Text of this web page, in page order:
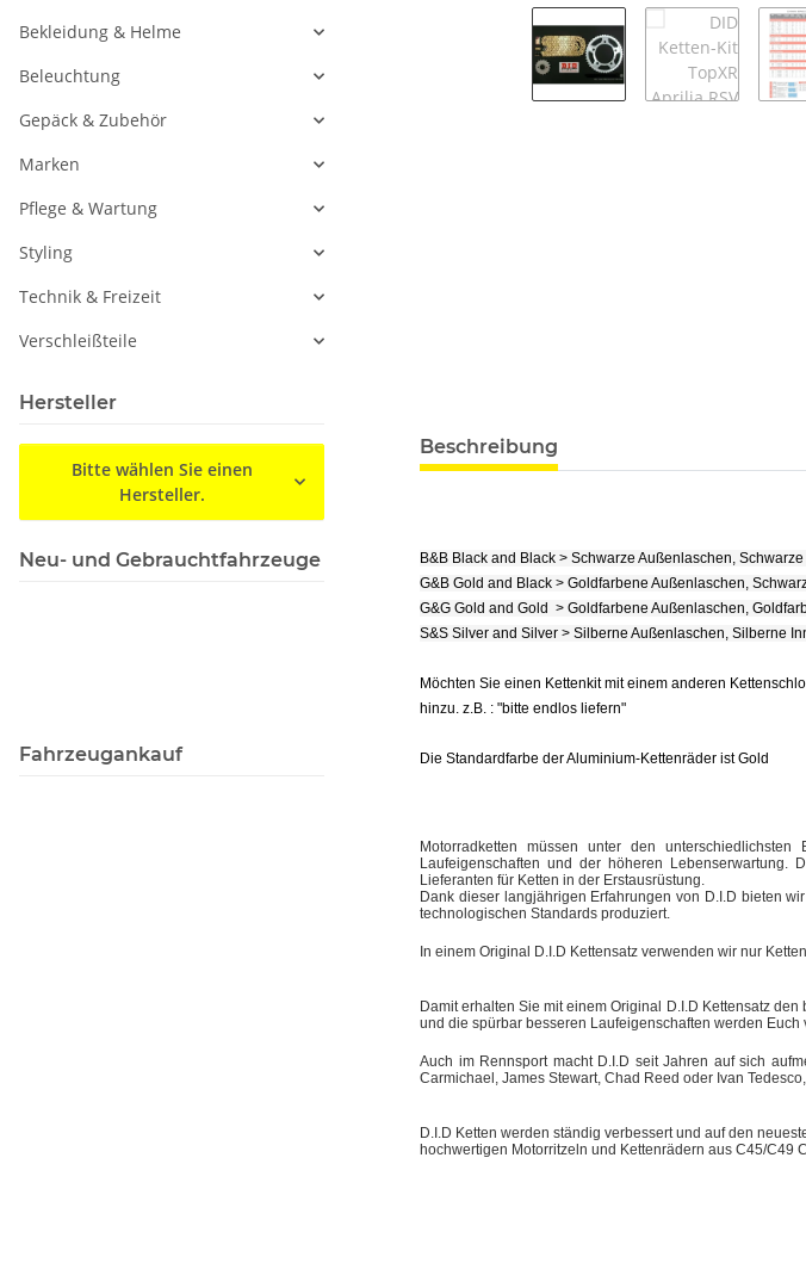
Beschreibung
B&B Black and Black > Schwarze Außenlaschen,
G&B Gold and Black > Goldfarbene Außenlaschen,
G&G Gold and Gold > Goldfarbene Außenlaschen,
S&S Silver and Silver > Silberne Außenlaschen, Silberne
Möchten Sie einen Kettenkit mit einem anderen
hinzu. z.B. : "bitte endlos liefern"
Die Standardfarbe der Aluminium-Kettenräder ist Gold
Motorradketten müssen unter den
Laufeigenschaften und der höheren Lebenserwartung.
Lieferanten für Ketten in der Erstausrüstung.
Dank dieser langjährigen Erfahrungen von D.I.D bieten
technologischen Standards produziert.
In einem Original D.I.D Kettensatz verwenden wir nur
Damit erhalten Sie mit einem Original D.I.D Kettensatz
und die spürbar besseren Laufeigenschaften werden
Auch im Rennsport macht D.I.D seit Jahren auf sich
Carmichael, James Stewart, Chad Reed oder Ivan
D.I.D Ketten werden ständig verbessert und auf den
hochwertigen Motorritzeln und Kettenrädern aus C45/C49
Bekleidung & Helme
Beleuchtung
Gepäck & Zubehör
Marken
Pflege & Wartung
Styling
Technik & Freizeit
Verschleißteile
Hersteller
Bitte wählen Sie einen
Hersteller.
Neu- und Gebrauchtfahrzeuge
Fahrzeugankauf